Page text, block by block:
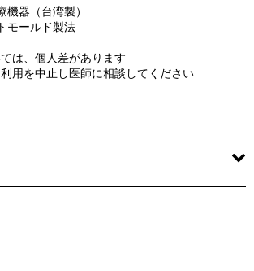
器（台湾製）
モールド製法
は、個人差があります
用を中止し医師に相談してください